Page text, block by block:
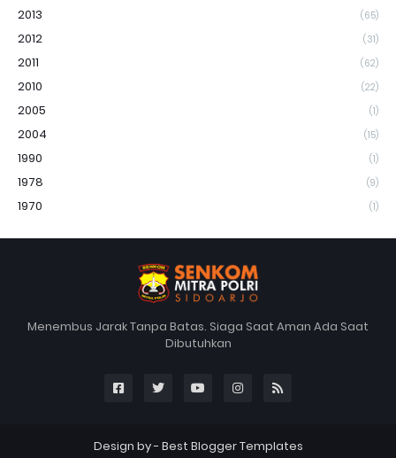
2013 (65)
2012 (31)
2011 (62)
2010 (22)
2005 (1)
2004 (15)
1990 (1)
1978 (9)
1970 (1)
Menembus Jarak Tanpa Batas. Siaga Saat Aman Ada Saat
Dibutuhkan
Design by - Best Blogger Templates